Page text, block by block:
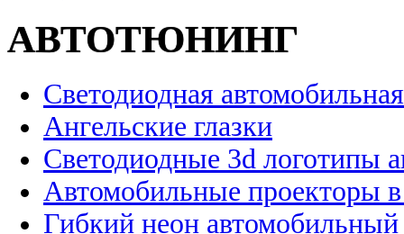
АВТОТЮНИНГ
Светодиодная
Ангельские глазки
Светодиодные 3d логотипы
Автомобильные проекторы
Гибкий неон автомобильный